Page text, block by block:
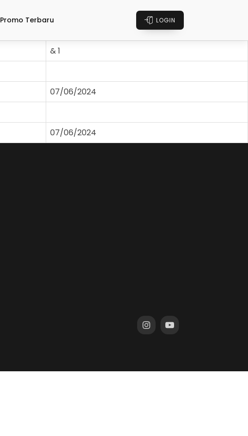
Promo Terbaru LOGIN
& 1
07/06/2024
07/06/2024